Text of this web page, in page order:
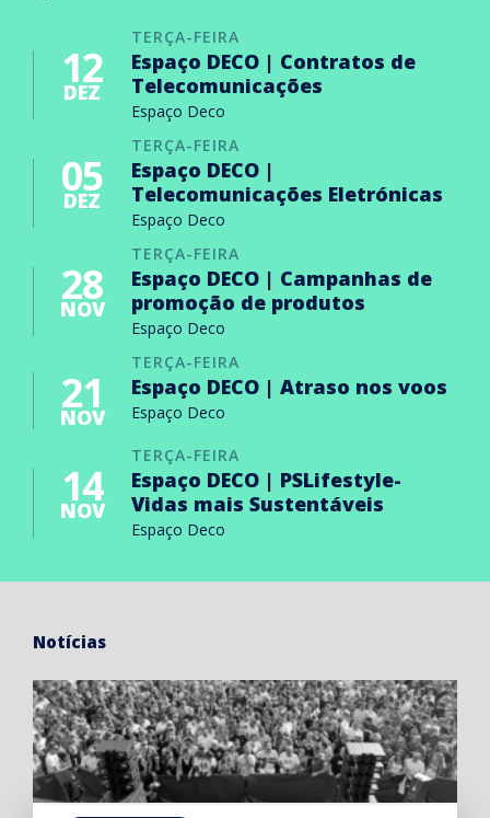
TERÇA-FEIRA
12
DEZ
Espaço DECO | Contratos de
Telecomunicações
Espaço Deco
TERÇA-FEIRA
05
DEZ
Espaço DECO |
Telecomunicações Eletrónicas
Espaço Deco
TERÇA-FEIRA
28
NOV
Espaço DECO | Campanhas de
promoção de produtos
Espaço Deco
TERÇA-FEIRA
21
NOV
Espaço DECO | Atraso nos voos
Espaço Deco
TERÇA-FEIRA
14
NOV
Espaço DECO | PSLifestyle-
Vidas mais Sustentáveis
Espaço Deco
Notícias